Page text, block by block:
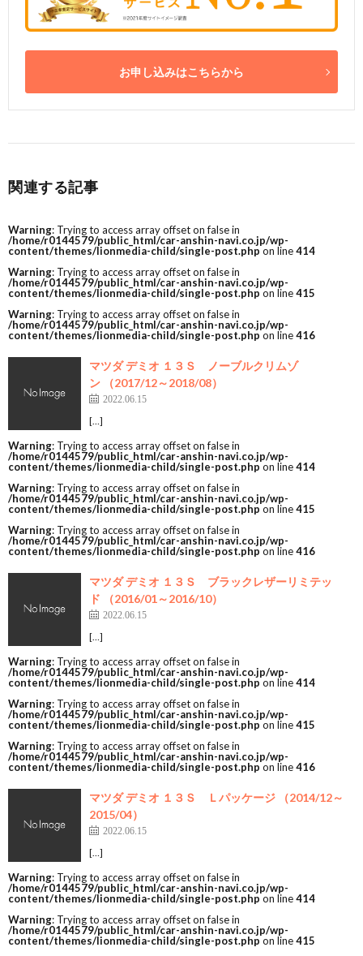
お申し込みはこちらから
関連する記事
Warning: Trying to access array offset on false in
/home/r0144579/public_html/car-anshin-navi.co.jp/wp-
content/themes/lionmedia-child/single-post.php on line414
Warning: Trying to access array offset on false in
/home/r0144579/public_html/car-anshin-navi.co.jp/wp-
content/themes/lionmedia-child/single-post.php on line415
Warning: Trying to access array offset on false in
/home/r0144579/public_html/car-anshin-navi.co.jp/wp-
content/themes/lionmedia-child/single-post.php on line416
マツダ デミオ １３Ｓ ノーブルクリムゾ
ン （2017/12～2018/08）
2022.06.15
[…]
Warning: Trying to access array offset on false in
/home/r0144579/public_html/car-anshin-navi.co.jp/wp-
content/themes/lionmedia-child/single-post.php on line414
Warning: Trying to access array offset on false in
/home/r0144579/public_html/car-anshin-navi.co.jp/wp-
content/themes/lionmedia-child/single-post.php on line415
Warning: Trying to access array offset on false in
/home/r0144579/public_html/car-anshin-navi.co.jp/wp-
content/themes/lionmedia-child/single-post.php on line416
マツダ デミオ １３Ｓ ブラックレザーリミテッ
ド （2016/01～2016/10）
2022.06.15
[…]
Warning: Trying to access array offset on false in
/home/r0144579/public_html/car-anshin-navi.co.jp/wp-
content/themes/lionmedia-child/single-post.php on line414
Warning: Trying to access array offset on false in
/home/r0144579/public_html/car-anshin-navi.co.jp/wp-
content/themes/lionmedia-child/single-post.php on line415
Warning: Trying to access array offset on false in
/home/r0144579/public_html/car-anshin-navi.co.jp/wp-
content/themes/lionmedia-child/single-post.php on line416
マツダ デミオ １３Ｓ Ｌパッケージ （2014/12～
2015/04）
2022.06.15
[…]
Warning: Trying to access array offset on false in
/home/r0144579/public_html/car-anshin-navi.co.jp/wp-
content/themes/lionmedia-child/single-post.php on line414
Warning: Trying to access array offset on false in
/home/r0144579/public_html/car-anshin-navi.co.jp/wp-
content/themes/lionmedia-child/single-post.php on line415